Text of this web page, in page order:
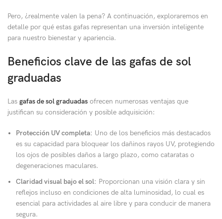
Pero, ¿realmente valen la pena? A continuación, exploraremos en
detalle por qué estas gafas representan una inversión inteligente
para nuestro bienestar y apariencia.
Beneficios clave de las gafas de sol
graduadas
Las gafas de sol graduadas ofrecen numerosas ventajas que
justifican su consideración y posible adquisición:
Protección UV completa: Uno de los beneficios más destacados
es su capacidad para bloquear los dañinos rayos UV, protegiendo
los ojos de posibles daños a largo plazo, como cataratas o
degeneraciones maculares.
Claridad visual bajo el sol: Proporcionan una visión clara y sin
reflejos incluso en condiciones de alta luminosidad, lo cual es
esencial para actividades al aire libre y para conducir de manera
segura.